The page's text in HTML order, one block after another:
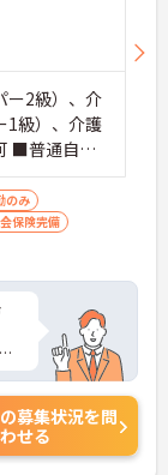
ー2級）、介
1級）、介護
■普通自動
経験相談可
のみ
保険完備
募集状況を問
せる